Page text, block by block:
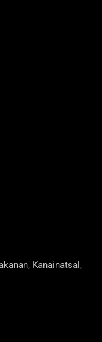
Kanainatsal,